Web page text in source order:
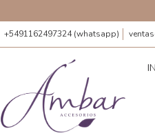
+5491162497324 (whatsapp)